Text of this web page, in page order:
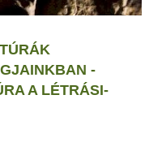
-
A LÉTRÁSI-